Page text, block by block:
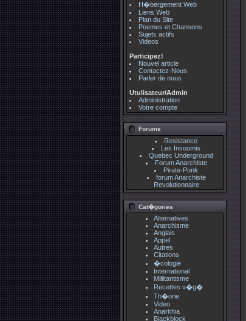
H�bergement Web
Liens Web
Plan du Site
Poemes et Chansons
Sujets actifs
Videos
Participez!
Nouvel article
Contactez-Nous
Parler de nous
Utulisateur/Admin
Administration
Votre compte
Forums
Resistance
Les Insoumis
Quebec Underground
Forum Anarchiste
Pirate-Punk
forum Anarchiste
Revolutionnaire
Cat�gories
Alternatives
Anarchisme
Anglais
Appel
Autres
Citations
�cologie
International
Millitantisme
Recettes v�g�
Th�orie
Video
Anarkhia
Blackblock